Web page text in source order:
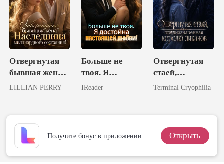
Отвергнутая
бывшая жена?
Наследница
LILLIAN PERRY
Больше не
твоя. Я
достойна
IReader
Отвергнутая
стаей,
предназначенн
Terminal Cryophilia
Получите бонус в приложении Открыть